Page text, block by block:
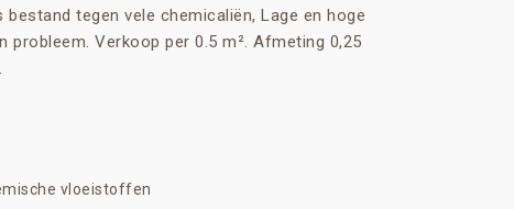
tegen vele chemicaliën, Lage en hoge
probleem. Verkoop per 0.5 m². Afmeting 0,25
vloeistoffen